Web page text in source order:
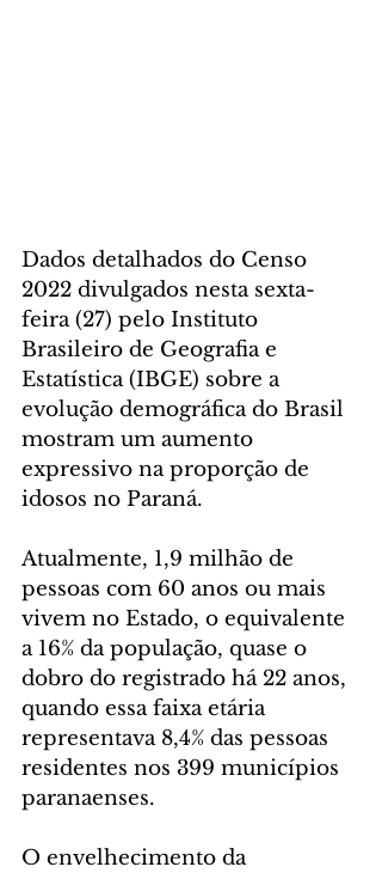
Dados detalhados do Censo
2022 divulgados nesta sexta-
feira (27) pelo Instituto
Brasileiro de Geografia e
Estatística (IBGE) sobre a
evolução demográfica do Brasil
mostram um aumento
expressivo na proporção de
idosos no Paraná.
Atualmente, 1,9 milhão de
pessoas com 60 anos ou mais
vivem no Estado, o equivalente
a 16% da população, quase o
dobro do registrado há 22 anos,
quando essa faixa etária
representava 8,4% das pessoas
residentes nos 399 municípios
paranaenses.
O envelhecimento da